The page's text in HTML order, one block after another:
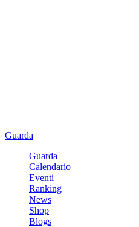
Guarda
Guarda
Calendario
Eventi
Ranking
News
Shop
Blogs